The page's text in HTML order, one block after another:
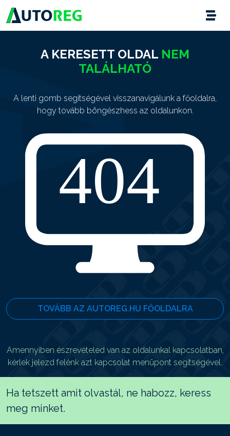
A KERESETT OLDAL NEM
TALÁLHATÓ
A lenti gomb segítségével visszanavigálunk a főoldalra,
hogy tovább böngészhess az oldalunkon.
TOVÁBB AZ AUTOREG.HU FŐOLDALRA
Amennyiben észrevételed van az oldalunkal kapcsolatban,
kérlek jelezd felénk azt kapcsolat menüpont segítségével.
Ha tetszett amit olvastál, ne habozz, keress
meg minket.